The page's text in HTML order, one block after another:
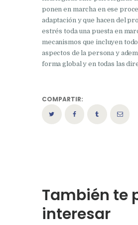
ponen en marcha en ese
adaptación y que hacen del
estrés toda una puesta en
mecanismos que incluyen
aspectos de la persona y
forma global y en todas las
COMPARTIR:
También te
interesar